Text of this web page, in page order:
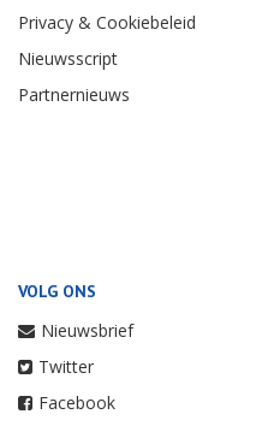
Privacy & Cookiebeleid
Nieuwsscript
Partnernieuws
VOLG ONS
Nieuwsbrief
Twitter
Facebook